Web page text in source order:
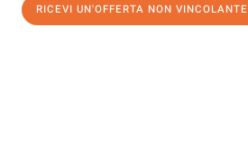
RICEVI UN'OFFERTA NON VINCOLANTE